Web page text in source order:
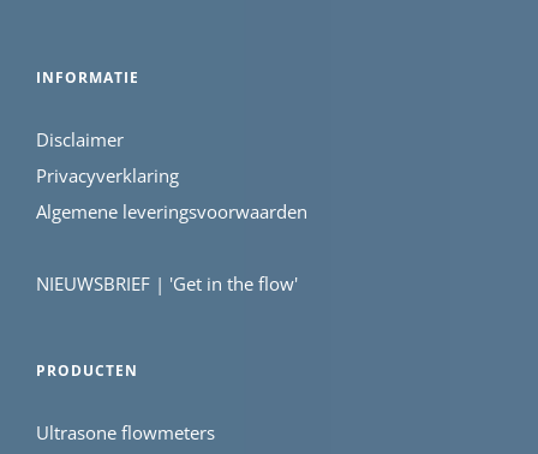
INFORMATIE
Disclaimer
Privacyverklaring
Algemene leveringsvoorwaarden
NIEUWSBRIEF | 'Get in the flow'
PRODUCTEN
Ultrasone flowmeters